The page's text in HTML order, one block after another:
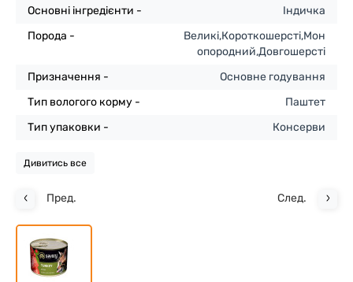
Основні інгредієнти -
Індичка
Порода -
Великі,Короткошерсті,Мон
опородний,Довгошерсті
Призначення -
Основне годування
Тип вологого корму -
Паштет
Тип упаковки -
Консерви
Дивитись все
Пред. След.